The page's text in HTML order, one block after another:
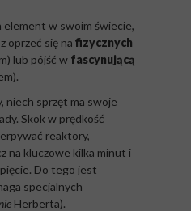
w swoim świecie,
oprzeć się na fizycznych
lub pójść w fascynującą
niech sprzęt ma swoje
Skok w prędkość
reaktory,
na kluczowe kilka minut i
Do tego jest
specjalnych
Herberta).